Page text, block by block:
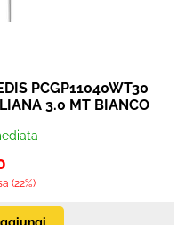
PCGP11040WT30
3.0 MT BIANCO
(22%)